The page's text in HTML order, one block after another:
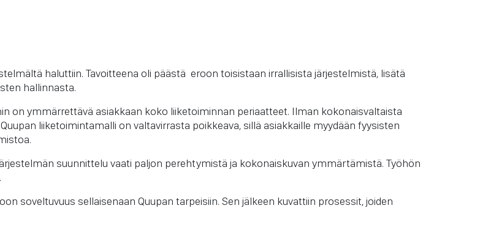
haluttiin. Tavoitteena oli päästä eroon toisistaan irrallisista järjestelmistä, lisätä
hallinnasta.
on ymmärrettävä asiakkaan koko liiketoiminnan periaatteet. Ilman kokonaisvaltaista
liiketoimintamalli on valtavirrasta poikkeava, sillä asiakkaille myydään fyysisten
suunnittelu vaati paljon perehtymistä ja kokonaiskuvan ymmärtämistä. Työhön
soveltuvuus sellaisenaan Quupan tarpeisiin. Sen jälkeen kuvattiin prosessit, joiden